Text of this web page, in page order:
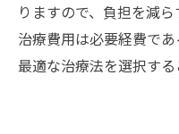
りますので、負担を減ら
治療費用は必要経費で
最適な治療法を選択する